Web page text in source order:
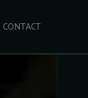
CONTACT